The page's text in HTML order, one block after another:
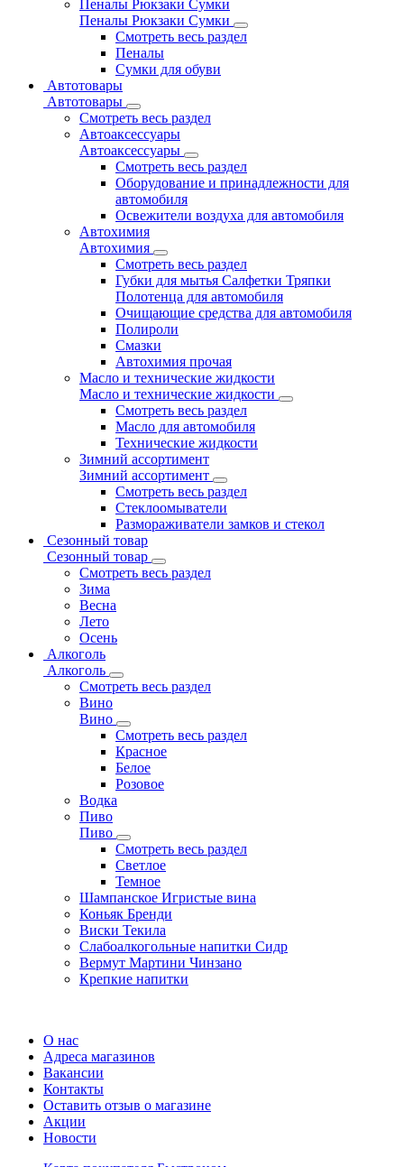
Пеналы Рюкзаки Сумки
Пеналы Рюкзаки Сумки
Смотреть весь раздел
Пеналы
Сумки для обуви
Автотовары
Автотовары
Смотреть весь раздел
Автоаксессуары
Автоаксессуары
Смотреть весь раздел
Оборудование и принадлежности для
автомобиля
Освежители воздуха для автомобиля
Автохимия
Автохимия
Смотреть весь раздел
Губки для мытья Салфетки Тряпки
Полотенца для автомобиля
Очищающие средства для автомобиля
Полироли
Смазки
Автохимия прочая
Масло и технические жидкости
Масло и технические жидкости
Смотреть весь раздел
Масло для автомобиля
Технические жидкости
Зимний ассортимент
Зимний ассортимент
Смотреть весь раздел
Стеклоомыватели
Размораживатели замков и стекол
Сезонный товар
Сезонный товар
Смотреть весь раздел
Зима
Весна
Лето
Осень
Алкоголь
Алкоголь
Смотреть весь раздел
Вино
Вино
Смотреть весь раздел
Красное
Белое
Розовое
Водка
Пиво
Пиво
Смотреть весь раздел
Cветлое
Темное
Шампанское Игристые вина
Коньяк Бренди
Виски Текила
Слабоалкогольные напитки Сидр
Вермут Мартини Чинзано
Крепкие напитки
О нас
Адреса магазинов
Вакансии
Контакты
Оставить отзыв о магазине
Акции
Новости